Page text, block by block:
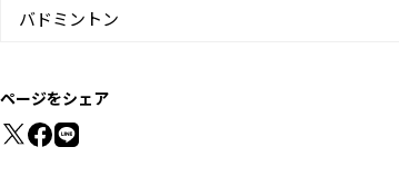
バドミントン
ページをシェア